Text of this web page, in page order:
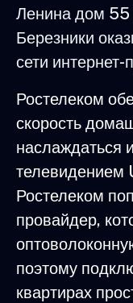
Ленина дом 55
Березники
сети
Ростелеком
скорость
наслаждаться
телевидением
Ростелеком
провайдер,
поэтому
квартирах